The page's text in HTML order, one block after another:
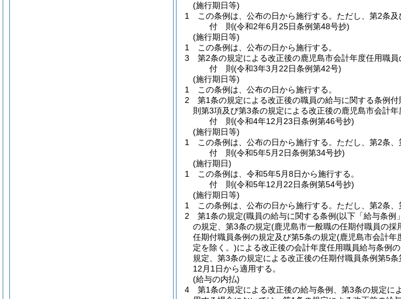
(施行期日等)
1
この条例は、公布の日から施行する。 ただし、第2条
付 則(令和2年6月25日条例第48号抄)
(施行期日等)
1
この条例は、公布の日から施行する。
3
第2条の規定による改正後の鹿児島市会計年度任用職
付 則(令和3年3月22日条例第42号)
(施行期日等)
1
この条例は、公布の日から施行する。
2
第1条の規定による改正後の職員の給与に関する条例
則第3項及び第3条の規定による改正後の鹿児島市会計
付 則(令和4年12月23日条例第46号抄)
(施行期日等)
1
この条例は、公布の日から施行する。 ただし、第2条、
付 則(令和5年5月2日条例第34号抄)
(施行期日)
1
この条例は、令和5年5月8日から施行する。
付 則(令和5年12月22日条例第54号抄)
(施行期日等)
1
この条例は、公布の日から施行する。 ただし、第2条
2
第1条の規定(職員の給与に関する条例(以下「給与条例
の規定、第3条の規定(鹿児島市一般職の任期付職員の採
任期付職員条例の規定及び第5条の規定(鹿児島市会計年
定を除く。)による改正後の会計年度任用職員給与条例
規定、第3条の規定による改正後の任期付職員条例第5
12月1日から適用する。
(給与の内払)
4
第1条の規定による改正後の給与条例、第3条の規定